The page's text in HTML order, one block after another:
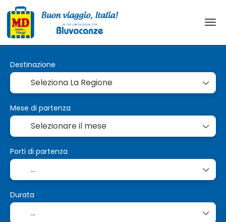
Destinazione
Mese di partenza
Porti di partenza
Durata